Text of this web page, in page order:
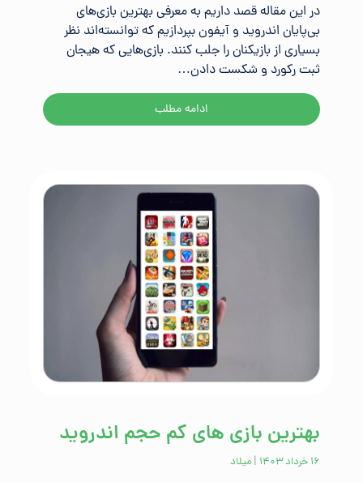
در این مقاله قصد داریم به معرفی بهترین بازی‌های
بی‌پایان اندروید و آیفون بپردازیم که توانسته‌اند نظر
بسیاری از بازیکنان را جلب کنند. بازی‌هایی که هیجان
ثبت رکورد و شکست دادن…
ادامه مطلب
بهترین بازی های کم حجم اندروید
۱۶ خرداد ۱۴۰۳ | میلاد